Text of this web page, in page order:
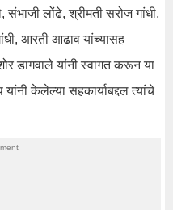
संभाजी लोंढे, श्रीमती सरोज गांधी,
आरती आढाव यांच्यासह
डागवाले यांनी स्वागत करून या
केलेल्या सहकार्याबद्दल त्यांचे